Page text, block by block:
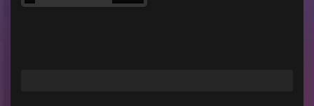
MEHR